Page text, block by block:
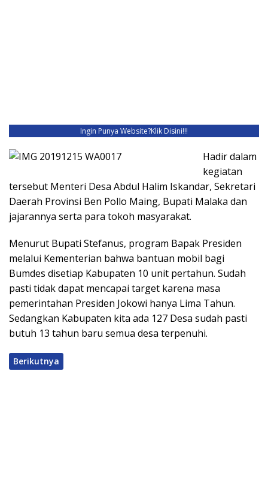
Ingin Punya Website?Klik Disini!!!
Hadir dalam
kegiatan
tersebut Menteri Desa Abdul Halim Iskandar, Sekretari
Daerah Provinsi Ben Pollo Maing, Bupati Malaka dan
jajarannya serta para tokoh masyarakat.
Menurut Bupati Stefanus, program Bapak Presiden
melalui Kementerian bahwa bantuan mobil bagi
Bumdes disetiap Kabupaten 10 unit pertahun. Sudah
pasti tidak dapat mencapai target karena masa
pemerintahan Presiden Jokowi hanya Lima Tahun.
Sedangkan Kabupaten kita ada 127 Desa sudah pasti
butuh 13 tahun baru semua desa terpenuhi.
Berikutnya